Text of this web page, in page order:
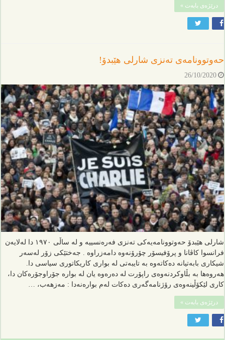
درێژەی بابەت »
حەوتوونامەی تەنزی شارلی هێبدۆ!
26/10/2020
شارلی هێبدۆ حەوتوونامەیەکی تەنزی فەرەنسییە و لە ساڵی ١٩٧٠ دا لەلایەن
فرانسوا کاڤانا و پرۆفیسۆر چۆرۆنەوە دامەزراوە . جەختێکی زۆر لەسەر
شیکاری بابەتیانە دەکاتەوە بە تایبەتی لە بواری کاریکاتوری سیاسی دا.
هەروەها بە بڵاوکردنەوەی راپۆرت لە دەرەوە یان لە بوارە جۆراوجۆرەکان دا،
کاری لێکۆڵینەوەی رۆژنامەگەری دەکات لەم بوارەنەدا : مەزهەب، …
درێژەی بابەت »